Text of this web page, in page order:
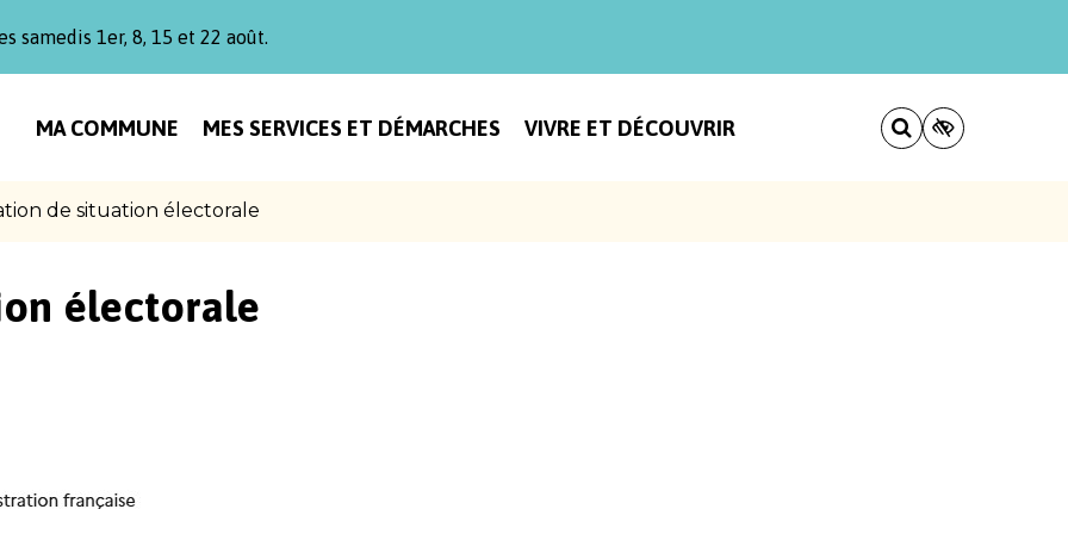
samedis 1er, 8, 15 et 22 août.
MA COMMUNE MES SERVICES ET DÉMARCHES VIVRE ET DÉCOUVRIR
de situation électorale
électorale